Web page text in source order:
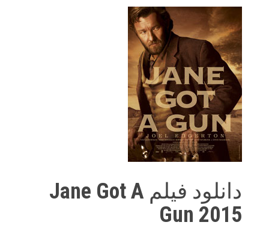
دانلود فیلم Jane Got A
Gun 2015